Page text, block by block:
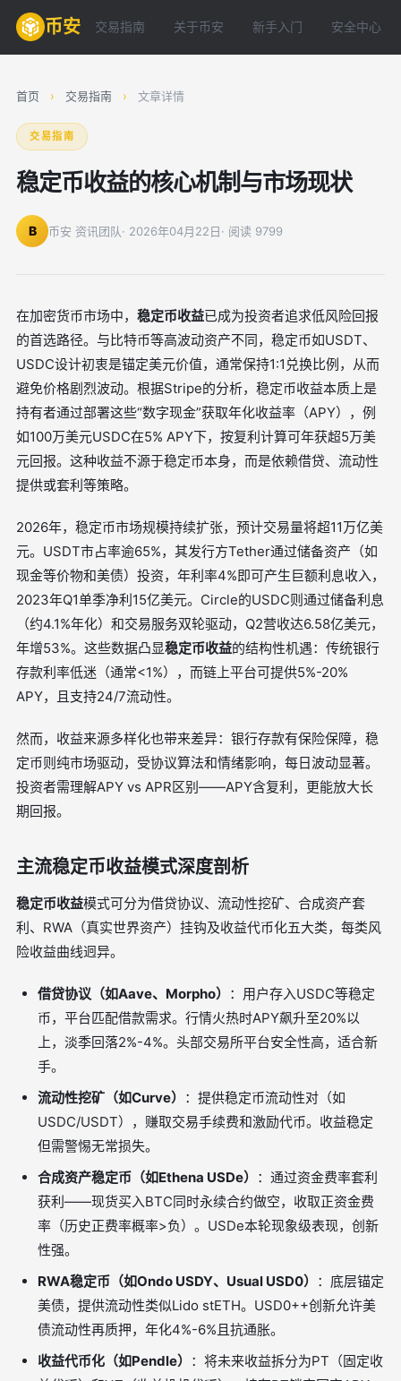
币安 交易指南 关于币安 新手入门 安全中心
首页 › 交易指南 › 文章详情
交易指南
稳定币收益的核心机制与市场现状
B 币安 资讯团队· 2026年04月22日· 阅读 9799
在加密货币市场中， 稳定币收益已成为投资者追求低风险回报
的首选路径。与比特币等高波动资产不同，稳定币如USDT、
USDC设计初衷是锚定美元价值，通常保持1:1兑换比例，从而
避免价格剧烈波动。根据Stripe的分析，稳定币收益本质上是
持有者通过部署这些“数字现金”获取年化收益率（APY），例
如100万美元USDC在5% APY下，按复利计算可年获超5万美
元回报。这种收益不源于稳定币本身，而是依赖借贷、流动性
提供或套利等策略。
2026年，稳定币市场规模持续扩张，预计交易量将超11万亿美
元。USDT市占率逾65%，其发行方Tether通过储备资产（如
现金等价物和美债）投资，年利率4%即可产生巨额利息收入，
2023年Q1单季净利15亿美元。Circle的USDC则通过储备利息
（约4.1%年化）和交易服务双轮驱动，Q2营收达6.58亿美元，
年增53%。这些数据凸显稳定币收益的结构性机遇：传统银行
存款利率低迷（通常<1%），而链上平台可提供5%-20%
APY，且支持24/7流动性。
然而，收益来源多样化也带来差异：银行存款有保险保障，稳
定币则纯市场驱动，受协议算法和情绪影响，每日波动显著。
投资者需理解APY vs APR区别——APY含复利，更能放大长
期回报。
主流稳定币收益模式深度剖析
稳定币收益模式可分为借贷协议、流动性挖矿、合成资产套
利、RWA（真实世界资产）挂钩及收益代币化五大类，每类风
险收益曲线迥异。
借贷协议（如Aave、Morpho） ：用户存入USDC等稳定
币，平台匹配借款需求。行情火热时APY飙升至20%以
上，淡季回落2%-4%。头部交易所平台安全性高，适合新
手。
流动性挖矿（如Curve） ：提供稳定币流动性对（如
USDC/USDT），赚取交易手续费和激励代币。收益稳定
但需警惕无常损失。
合成资产稳定币（如Ethena USDe） ：通过资金费率套利
获利——现货买入BTC同时永续合约做空，收取正资金费
率（历史正费率概率>负）。USDe本轮现象级表现，创新
性强。
RWA稳定币（如Ondo USDY、Usual USD0） ：底层锚定
美债，提供流动性类似Lido stETH。USD0++创新允许美
债流动性再质押，年化4%-6%且抗通胀。
收益代币化（如Pendle） ：将未来收益拆分为PT（固定收